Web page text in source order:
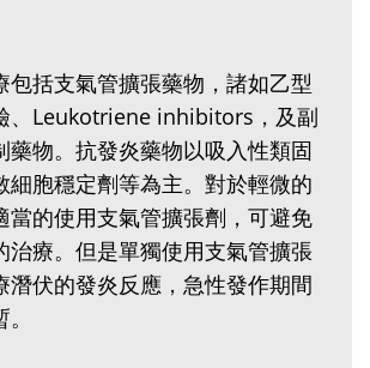
包括支氣管擴張藥物，諸如乙型
、Leukotriene inhibitors，及副
藥物。抗發炎藥物以吸入性類固
細胞穩定劑等為主。對於輕微的
當的使用支氣管擴張劑，可避免
治療。但是單獨使用支氣管擴張
潛伏的發炎反應，急性發作期間